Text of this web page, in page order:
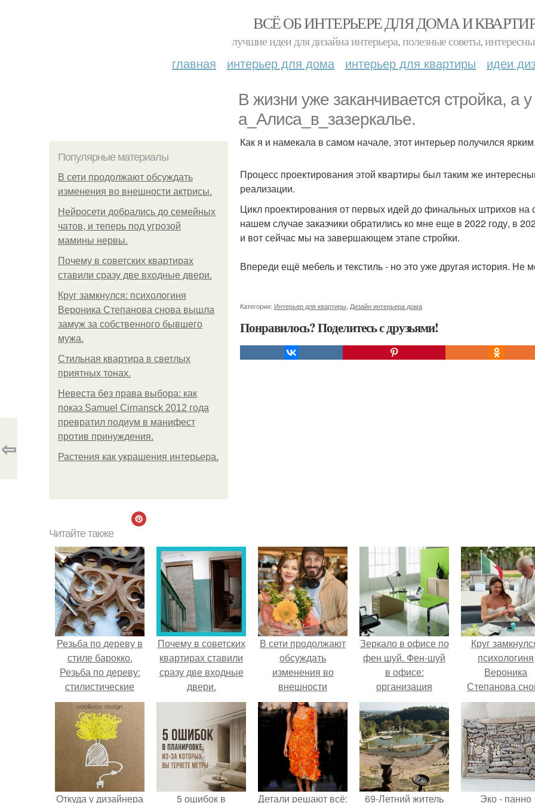
ВСЁ ОБ ИНТЕРЬЕРЕ ДЛЯ ДОМА И
лучшие идеи для дизайна интерьера, полезные советы,
главная интерьер для дома интерьер для квартиры идеи
В жизни уже заканчивается стройка, а
а_Алиса_в_зазеркалье.
Популярные материалы
В сети продолжают обсуждать
изменения во внешности актрисы.
Нейросети добрались до семейных
чатов, и теперь под угрозой
мамины нервы.
Почему в советских квартирах
ставили сразу две входные двери.
Круг замкнулся: психологиня
Вероника Степанова снова вышла
замуж за собственного бывшего
мужа.
Стильная квартира в светлых
приятных тонах.
Невеста без права выбора: как
показ Samuel Cirnansck 2012 года
превратил подиум в манифест
против принуждения.
Растения как украшения интерьера.
Как я и намекала в самом начале, этот интерьер получился
Процесс проектирования этой квартиры был таким же
реализации.
Цикл проектирования от первых идей до финальных штрихов
нашем случае заказчики обратились ко мне еще в 2022 году, в
и вот сейчас мы на завершающем этапе стройки.
Впереди ещё мебель и текстиль - но это уже другая история. Не
Категории: Интерьер для квартиры Дизайн интерьера дома
Понравилось? Поделитесь с друзьями!
⇦
Читайте также
Резьба по дереву в
стиле барокко.
Резьба по дереву:
стилистические
направления и
характерные узоры.
Почему в советских
квартирах ставили
сразу две входные
двери.
В сети продолжают
обсуждать
изменения во
внешности
актрисы.
Зеркало в офисе по
фен шуй. Фен-шуй
в офисе:
организация
пространства
Круг
психологиня
Вероника
Степанова
вышла замуж
бывшего
Откуда у дизайнера 5 ошибок в Детали решают всё: 69-Летний житель Эко - панно